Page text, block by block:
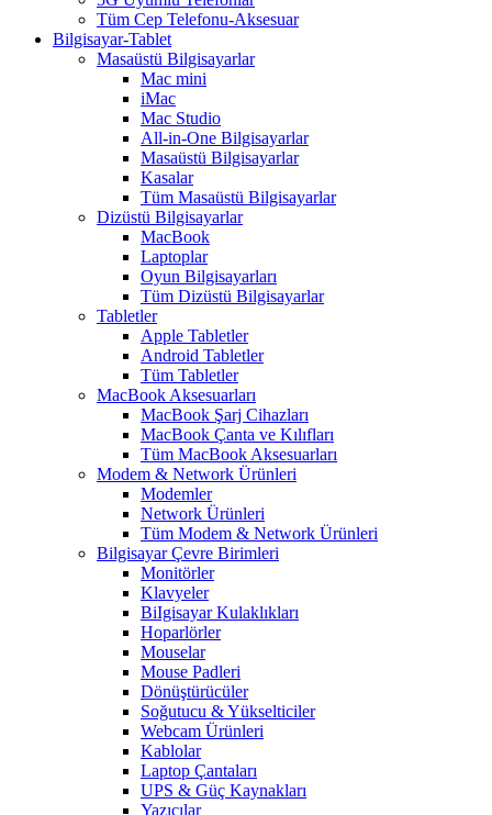
Tüm Cep Telefonu-Aksesuar
Bilgisayar-Tablet
Masaüstü Bilgisayarlar
Mac mini
iMac
Mac Studio
All-in-One Bilgisayarlar
Masaüstü Bilgisayarlar
Kasalar
Tüm Masaüstü Bilgisayarlar
Dizüstü Bilgisayarlar
MacBook
Laptoplar
Oyun Bilgisayarları
Tüm Dizüstü Bilgisayarlar
Tabletler
Apple Tabletler
Android Tabletler
Tüm Tabletler
MacBook Aksesuarları
MacBook Şarj Cihazları
MacBook Çanta ve Kılıfları
Tüm MacBook Aksesuarları
Modem & Network Ürünleri
Modemler
Network Ürünleri
Tüm Modem & Network Ürünleri
Bilgisayar Çevre Birimleri
Monitörler
Klavyeler
BiIgisayar Kulaklıkları
Hoparlörler
Mouselar
Mouse Padleri
Dönüştürücüler
Soğutucu & Yükselticiler
Webcam Ürünleri
Kablolar
Laptop Çantaları
UPS & Güç Kaynakları
Yazıcılar